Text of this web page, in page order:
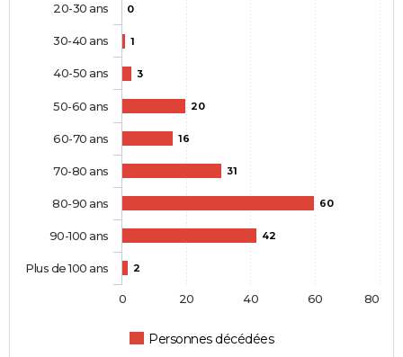
0
1
3
20
16
31
60
42
2
Personnes décédées
20-30 ans
30-40 ans
40-50 ans
50-60 ans
60-70 ans
70-80 ans
80-90 ans
90-100 ans
Plus de 100 ans
0 20 40 60 80